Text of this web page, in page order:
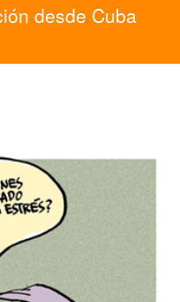
desde Cuba